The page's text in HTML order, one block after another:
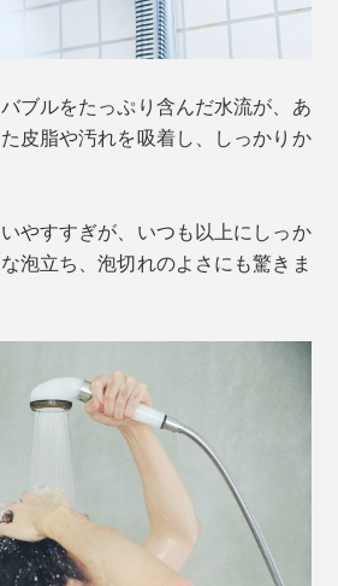
ブルをたっぷり含んだ水流が、あ
皮脂や汚れを吸着し、しっかりか
やすすぎが、いつも以上にしっか
泡立ち、泡切れのよさにも驚きま